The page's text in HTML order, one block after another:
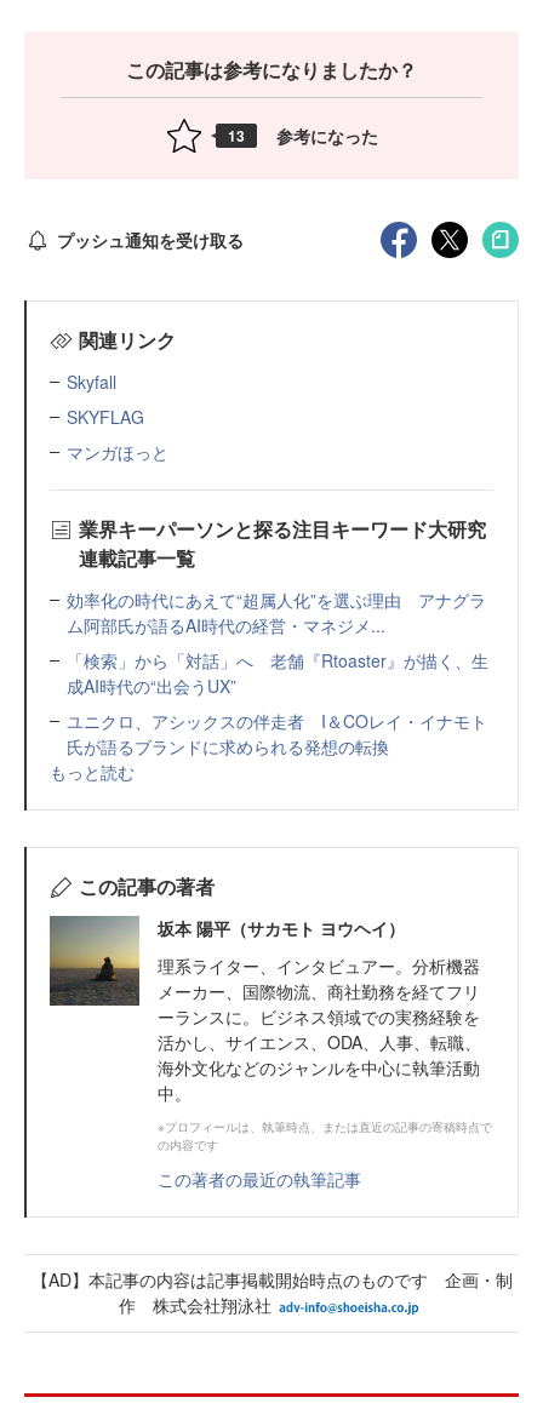
この記事は参考になりましたか？
13 参考になった
プッシュ通知を受け取る
関連リンク
Skyfall
SKYFLAG
マンガほっと
業界キーパーソンと探る注目キーワード大研究
連載記事一覧
効率化の時代にあえて“超属人化”を選ぶ理由 アナグラ
ム阿部氏が語るAI時代の経営・マネジメ...
「検索」から「対話」へ 老舗『Rtoaster』が描く、生
成AI時代の“出会うUX”
ユニクロ、アシックスの伴走者 I＆COレイ・イナモト
氏が語るブランドに求められる発想の転換
もっと読む
この記事の著者
坂本 陽平（サカモト ヨウヘイ）
理系ライター、インタビュアー。分析機器
メーカー、国際物流、商社勤務を経てフリ
ーランスに。ビジネス領域での実務経験を
活かし、サイエンス、ODA、人事、転職、
海外文化などのジャンルを中心に執筆活動
中。
※プロフィールは、執筆時点、または直近の記事の寄稿時点で
の内容です
この著者の最近の執筆記事
【AD】本記事の内容は記事掲載開始時点のものです 企画・制
作 株式会社翔泳社